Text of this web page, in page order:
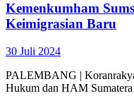
Kemenkumham
Keimigrasian Baru
30 Juli 2024
PALEMBANG |
Hukum dan HAM Sumatera